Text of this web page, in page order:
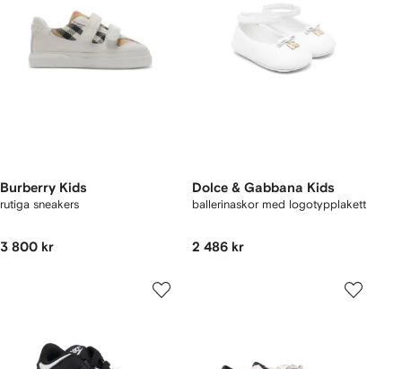
Burberry Kids
rutiga sneakers
3 800 kr
Dolce & Gabbana Kids
ballerinaskor med logotypplakett
2 486 kr